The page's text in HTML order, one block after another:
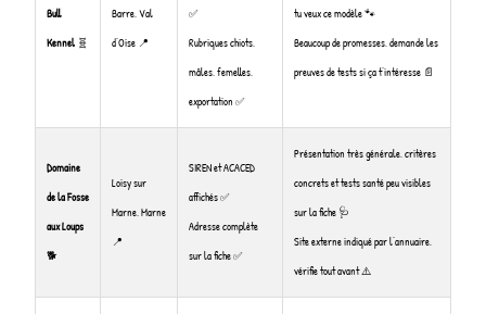
Bull
Kennel 🧬
Barre, Val
d’Oise 📍
✅
Rubriques chiots,
mâles, femelles,
exportation ✅
tu veux ce modèle 🐾
Beaucoup de promesses, demande les
preuves de tests si ça t’intéresse 📄
Domaine
de la Fosse
aux Loups
🐕
Loisy sur
Marne, Marne
📍
SIREN et ACACED
affichés ✅
Adresse complète
sur la fiche ✅
Présentation très générale, critères
concrets et tests santé peu visibles
sur la fiche 🩺
Site externe indiqué par l’annuaire,
vérifie tout avant ⚠️